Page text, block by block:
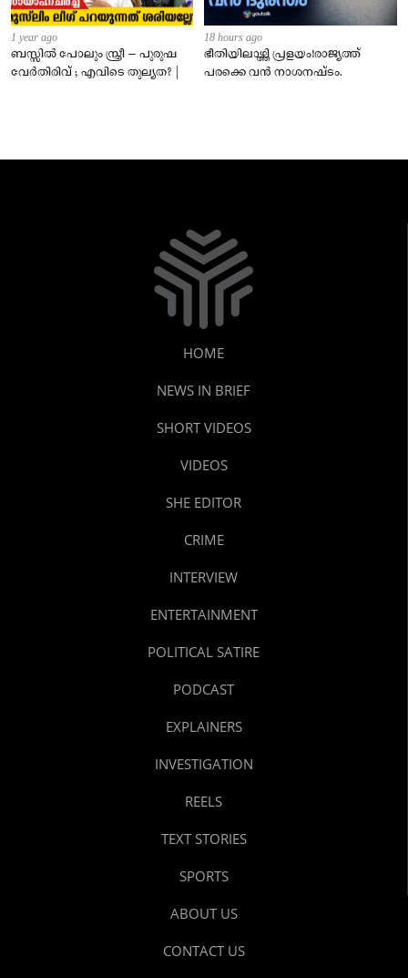
1 year ago
ബസ്സിൽ പോലും സ്ത്രീ – പുരുഷ
വേർതിരിവ് ; എവിടെ തുല്യത? |
18 hours ago
ഭീതിയിലാഴ്ത്തി പ്രളയം!രാജ്യത്ത്
പരക്കെ വൻ നാശനഷ്ടം.
HOME
NEWS IN BRIEF
SHORT VIDEOS
VIDEOS
SHE EDITOR
CRIME
INTERVIEW
ENTERTAINMENT
POLITICAL SATIRE
PODCAST
EXPLAINERS
INVESTIGATION
REELS
TEXT STORIES
SPORTS
ABOUT US
CONTACT US